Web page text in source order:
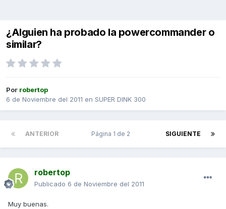
¿Alguien ha probado la powercommander o
similar?
Por robertop
6 de Noviembre del 2011 en SUPER DINK 300
ANTERIOR SIGUIENTE
Página 1 de 2
robertop
Publicado 6 de Noviembre del 2011
Muy buenas.